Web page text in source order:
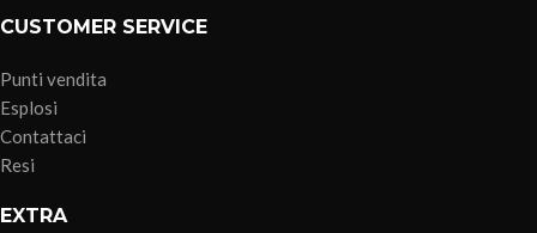
CUSTOMER SERVICE
Punti vendita
Esplosi
Contattaci
Resi
EXTRA